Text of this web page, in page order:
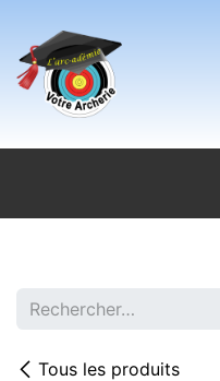
Tous les produits